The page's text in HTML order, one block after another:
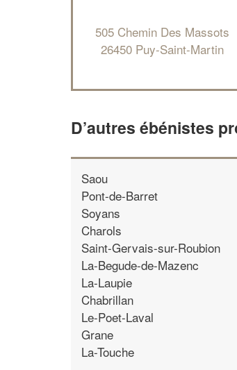
505 Chemin Des Massots
26450 Puy-Saint-Martin
D’autres ébénistes
Saou
Pont-de-Barret
Soyans
Charols
Saint-Gervais-sur-Roubion
La-Begude-de-Mazenc
La-Laupie
Chabrillan
Le-Poet-Laval
Grane
La-Touche